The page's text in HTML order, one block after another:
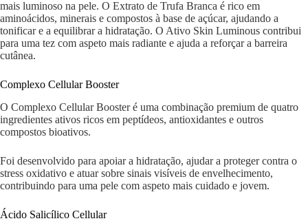
mais luminoso na pele. O Extrato de Trufa Branca é rico em
aminoácidos, minerais e compostos à base de açúcar, ajudando a
tonificar e a equilibrar a hidratação. O Ativo Skin Luminous contribui
para uma tez com aspeto mais radiante e ajuda a reforçar a barreira
cutânea.
Complexo Cellular Booster
O Complexo Cellular Booster é uma combinação premium de quatro
ingredientes ativos ricos em peptídeos, antioxidantes e outros
compostos bioativos.
Foi desenvolvido para apoiar a hidratação, ajudar a proteger contra o
stress oxidativo e atuar sobre sinais visíveis de envelhecimento,
contribuindo para uma pele com aspeto mais cuidado e jovem.
Ácido Salicílico Cellular